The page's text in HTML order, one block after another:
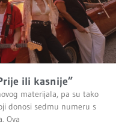
ili kasnije”
materijala, pa su tako
donosi sedmu numeru s
Ova